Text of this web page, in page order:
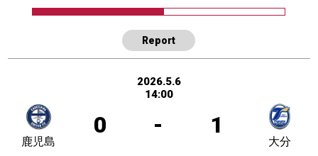
Report
2026.5.6
14:00
0 - 1
鹿児島 大分